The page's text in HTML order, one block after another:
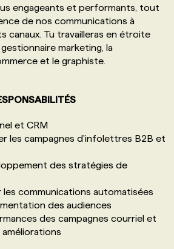
engageants et performants, tout
de nos communications à
canaux. Tu travailleras en étroite
marketing, la
et le graphiste.
et CRM
les campagnes d'infolettres B2B et
des stratégies de
communications automatisées
des audiences
des campagnes courriel et